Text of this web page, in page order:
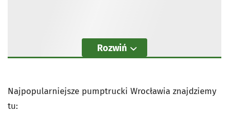
Rozwiń
Najpopularniejsze pumptrucki Wrocławia znajdziemy
tu: